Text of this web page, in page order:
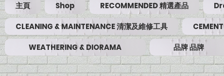
主頁 Shop RECOMMENDED 精選產品
CLEANING & MAINTENANCE 清潔及維修工具
WEATHERING & DIORAMA 品牌 品牌